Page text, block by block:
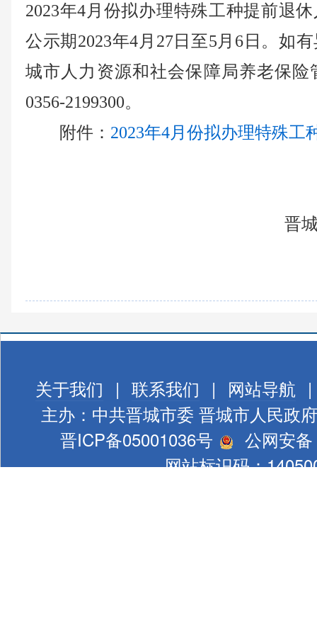
2023年4月份拟办理特殊工种提前退
公示期2023年4月27日至5月6日。如
城市人力资源和社会保障局养老保
0356-2199300。
附件： 2023年4月份拟办理特殊工
晋
关于我们 | 联系我们 | 网站导航 |
主办：中共晋城市委 晋城市人民政府
晋ICP备05001036号
公网安
网站标识码：